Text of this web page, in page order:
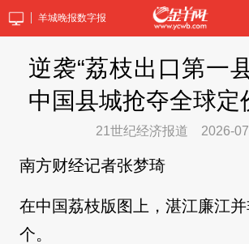
羊城晚报数字报
逆袭“荔枝出口第一
中国县城抢夺全球定
21世纪经济报道 2026-
南方财经记者张梦琦
在中国荔枝版图上，湛江廉江
个。